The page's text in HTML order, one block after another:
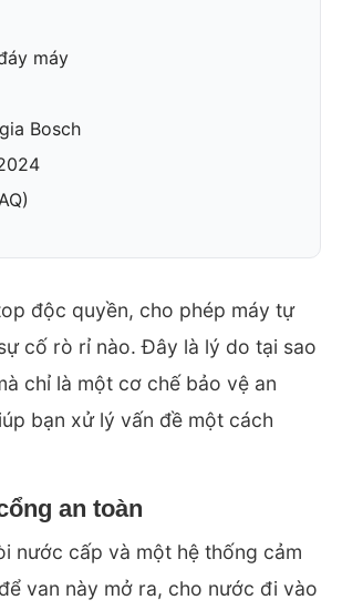
máy
Bosch
độc quyền, cho phép máy tự
cố rò rỉ nào. Đây là lý do tại sao
chỉ là một cơ chế bảo vệ an
bạn xử lý vấn đề một cách
an toàn
nước cấp và một hệ thống cảm
van này mở ra, cho nước đi vào